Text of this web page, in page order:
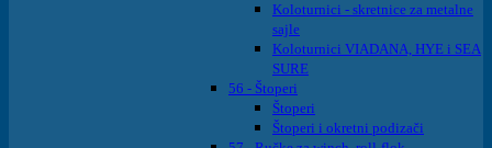
Koloturnici - skretnice za metalne
sajle
Koloturnici VIADANA, HYE i SEA
SURE
56 - Štoperi
Štoperi
Štoperi i okretni podizači